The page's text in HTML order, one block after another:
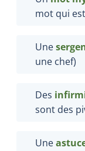
mot qui
Une
une chef)
Des
sont des
Une